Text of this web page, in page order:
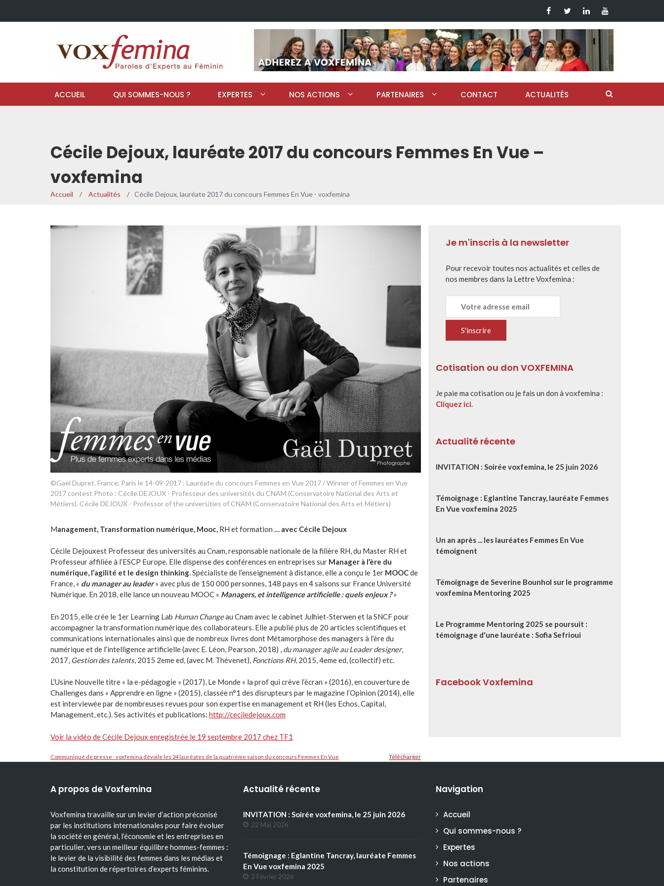
ACCUEIL QUI SOMMES-NOUS ? EXPERTES NOS ACTIONS PARTENAIRES CONTACT ACTUALITÉS
Cécile Dejoux, lauréate 2017 du concours Femmes En Vue –
voxfemina
Accueil / Actualités / Cécile Dejoux, lauréate 2017 du concours Femmes En Vue - voxfemina
©Gaël Dupret, France, Paris le 14-09-2017 : Lauréate du concours Femmes en Vue 2017 / Winner of Femmes en Vue
2017 contest Photo : Cécile DEJOUX - Professeur des universités du CNAM (Conservatoire National des Arts et
Métiers). Cécile DEJOUX - Professor of the universities of CNAM (Conservatoire National des Arts et Métiers)
Management, Transformation numérique, Mooc, RH et formation … avec Cécile Dejoux
Cécile Dejouxest Professeur des universités au Cnam, responsable nationale de la filière RH, du Master RH et
Professeur affiliée à l’ESCP Europe. Elle dispense des conférences en entreprises sur Manager à l’ère du
numérique, l’agilité et le design thinking. Spécialiste de l’enseignement à distance, elle a conçu le 1er MOOCde
France, « du manager au leader » avec plus de 150 000 personnes, 148 pays en 4 saisons sur France Université
Numérique. En 2018, elle lance un nouveau MOOC « Managers, et intelligence artificielle : quels enjeux ? »
En 2015, elle crée le 1er Learning Lab Human Changeau Cnam avec le cabinet Julhiet-Sterwen et la SNCF pour
accompagner la transformation numérique des collaborateurs. Elle a publié plus de 20 articles scientifiques et
communications internationales ainsi que de nombreux livres dont Métamorphose des managers à l’ère du
numérique et de l’intelligence artificielle (avec E. Léon, Pearson, 2018) , du manager agile au Leader designer,
2017, Gestion des talents, 2015 2eme ed, (avec M. Thévenet), Fonctions RH, 2015, 4eme ed, (collectif) etc.
L’Usine Nouvelle titre « la e-pédagogie » (2017), Le Monde « la prof qui crève l’écran » (2016), en couverture de
Challenges dans « Apprendre en ligne » (2015), classée n°1 des disrupteurs par le magazine l’Opinion (2014), elle
est interviewée par de nombreuses revues pour son expertise en management et RH (les Echos, Capital,
Management, etc.). Ses activités et publications: http://ceciledejoux.com
Voir la vidéo de Cécile Dejoux enregistrée le 19 septembre 2017 chez TF1
Communiqué de presse : voxfemina dévoile les 24 lauréates de la quatrième saison du concours Femmes En Vue Télécharger
Je m'inscris à la newsletter
Pour recevoir toutes nos actualités et celles de
nos membres dans la Lettre Voxfemina :
Cotisation ou don VOXFEMINA
Je paie ma cotisation ou je fais un don à voxfemina :
Cliquez ici.
Actualité récente
INVITATION : Soirée voxfemina, le 25 juin 2026
Témoignage : Eglantine Tancray, lauréate Femmes
En Vue voxfemina 2025
Un an après ... les lauréates Femmes En Vue
témoignent
Témoignage de Severine Bounhol sur le programme
voxfemina Mentoring 2025
Le Programme Mentoring 2025 se poursuit :
témoignage d'une lauréate : Sofia Sefrioui
Facebook Voxfemina
A propos de Voxfemina
Voxfemina travaille sur un levier d’action préconisé
par les institutions internationales pour faire évoluer
la société en général, l’économie et les entreprises en
particulier, vers un meilleur équilibre hommes-femmes :
le levier de la visibilité des femmes dans les médias et
la constitution de répertoires d’experts féminins.
Actualité récente
INVITATION : Soirée voxfemina, le 25 juin 2026
22 Mai 2026
Témoignage : Eglantine Tancray, lauréate Femmes
En Vue voxfemina 2025
3 Février 2026
Navigation
Accueil
Qui sommes-nous ?
Expertes
Nos actions
Partenaires